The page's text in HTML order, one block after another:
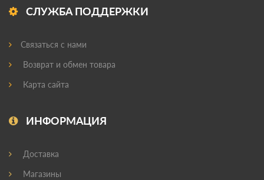
СЛУЖБА ПОДДЕРЖКИ
Связаться с нами
Возврат и обмен товара
Карта сайта
ИНФОРМАЦИЯ
Доставка
Магазины